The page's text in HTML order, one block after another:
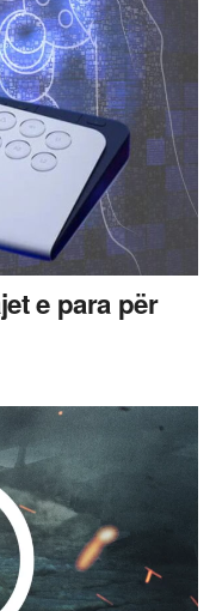
e para për